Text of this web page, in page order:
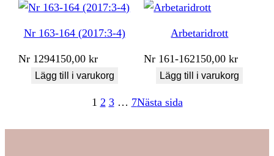
Nr 163-164 (2017:3-4)
Nr 1294150,00kr
Lägg till i varukorg
Arbetaridrott
Nr 161-162150,00kr
Lägg till i varukorg
1 2 3 … 7Nästa sida